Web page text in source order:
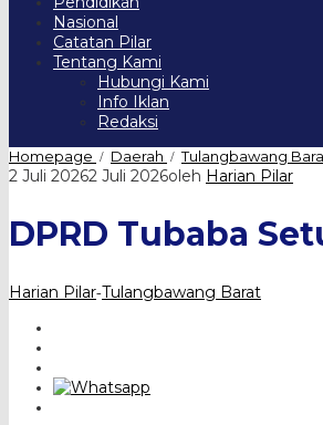
Nasional
Catatan Pilar
Tentang Kami
Hubungi Kami
Info Iklan
Redaksi
Homepage / Daerah / Tulangbawang
2 Juli 20262 Juli 2026oleh Harian Pilar
DPRD Tubaba
Harian Pilar-Tulangbawang Barat